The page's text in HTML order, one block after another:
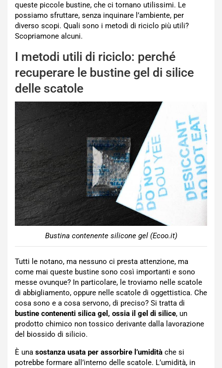
queste piccole bustine, che ci tornano utilissimi. Le
possiamo sfruttare, senza inquinare l’ambiente, per
diverso scopi. Quali sono i metodi di riciclo più utili?
Scopriamone alcuni.
I metodi utili di riciclo: perché
recuperare le bustine gel di silice
delle scatole
Bustina contenente silicone gel (Ecoo.it)
Tutti le notano, ma nessuno ci presta attenzione, ma
come mai queste bustine sono così importanti e sono
messe ovunque? In particolare, le troviamo nelle scatole
di abbigliamento, oppure nelle scatole di oggettistica. Che
cosa sono e a cosa servono, di preciso? Si tratta di
bustine contenenti silica gel, ossia il gel di silice, un
prodotto chimico non tossico derivante dalla lavorazione
del biossido di silicio.
È una sostanza usata per assorbire l’umidità che si
potrebbe formare all’interno delle scatole. L’umidità, in